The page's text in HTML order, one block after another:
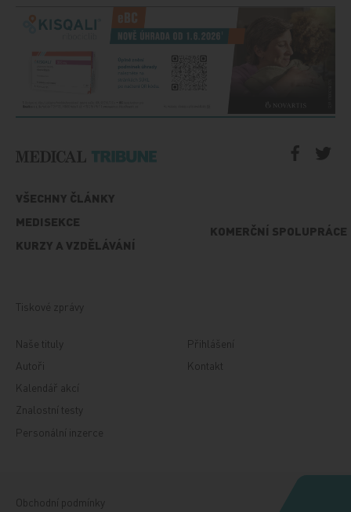
VŠECHNY ČLÁNKY
MEDISEKCE
KURZY A VZDĚLÁVÁNÍ
KOMERČNÍ SPOLUPRÁCE
Tiskové zprávy
Naše tituly
Autoři
Kalendář akcí
Znalostní testy
Personální inzerce
Přihlášení
Kontakt
Obchodní podmínky